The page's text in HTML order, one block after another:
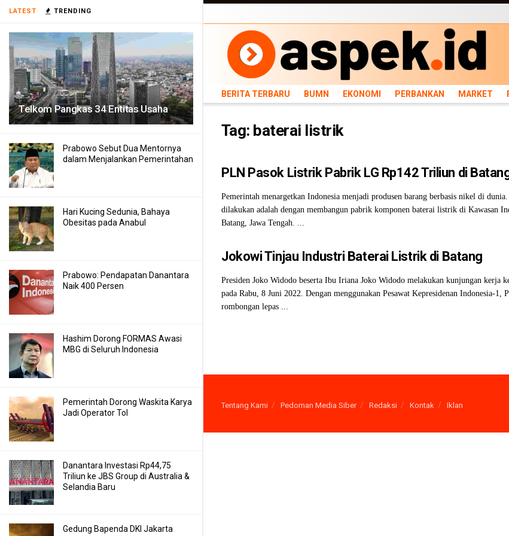
LATEST TRENDING
Telkom Pangkas 34 Entitas Usaha
Prabowo Sebut Dua Mentornya
dalam Menjalankan Pemerintahan
Hari Kucing Sedunia, Bahaya
Obesitas pada Anabul
Prabowo: Pendapatan Danantara
Naik 400 Persen
Hashim Dorong FORMAS Awasi
MBG di Seluruh Indonesia
Pemerintah Dorong Waskita Karya
Jadi Operator Tol
Danantara Investasi Rp44,75
Triliun ke JBS Group di Australia &
Selandia Baru
Gedung Bapenda DKI Jakarta
BERITA TERBARU BUMN EKONOMI PERBANKAN MARKET
Tag: baterai listrik
PLN Pasok Listrik Pabrik LG Rp142 Triliun di
Pemerintah menargetkan Indonesia menjadi produsen barang berbasis nikel di
dilakukan adalah dengan membangun pabrik komponen baterai listrik di Kawasan
Batang, Jawa Tengah. ...
Jokowi Tinjau Industri Baterai Listrik di Batang
Presiden Joko Widodo beserta Ibu Iriana Joko Widodo melakukan kunjungan kerja
pada Rabu, 8 Juni 2022. Dengan menggunakan Pesawat Kepresidenan Indonesia-1,
rombongan lepas ...
Tentang Kami Pedoman Media Siber Redaksi Kontak Iklan